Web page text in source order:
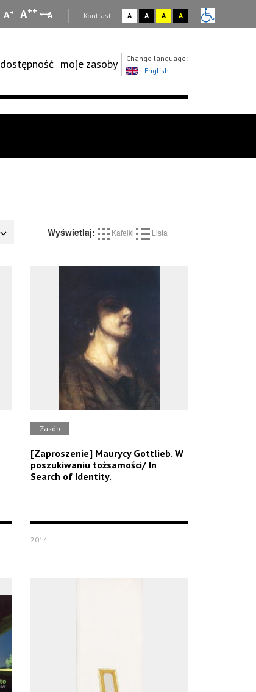
A+ A++ A Kontrast: A A A A
dostępność moje zasoby
Change language:
English
Wyświetlaj: Kafelki Lista
Zasób
[Zaproszenie] Maurycy Gottlieb. W
poszukiwaniu tożsamości/ In
Search of Identity.
2014